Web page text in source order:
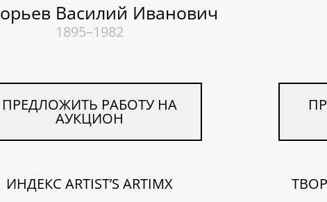
Василий Иванович
1895–1982
ПРЕДЛОЖИТЬ РАБОТУ НА
АУКЦИОН
ИНДЕКС ARTIST’S ARTIMX